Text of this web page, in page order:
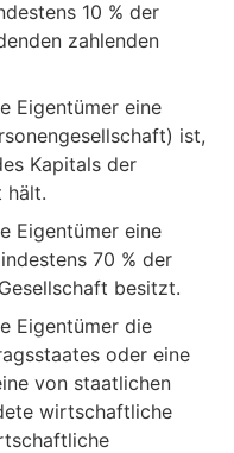
10 % der
zahlenden
Eigentümer eine
ist,
Kapitals der
hält.
Eigentümer eine
70 % der
besitzt.
Eigentümer die
oder eine
von staatlichen
wirtschaftliche